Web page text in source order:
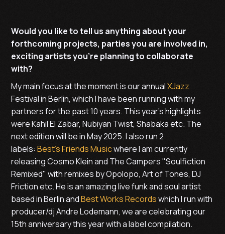
Would you like to tell us anything about your
forthcoming projects, parties you are involved in,
exciting artists you’re planning to collaborate
with?
My main focus at the moment is our annualXJazz
Festival in Berlin, which I have been running with my
partners for the past 10 years. This year's highlights
were Kahil El Zabar, Nubiyan Twist, Shabaka etc. The
next edition will be in May 2025. I also run 2
labels:Best's Friends Musicwhere I am currently
releasing Cosmo Klein and The Campers "Soulfiction
Remixed" with remixes by Opolopo, Art of Tones, DJ
Friction etc. He is an amazing live funk and soul artist
based in Berlin andBest Works Recordswhich I run with
producer/dj Andre Lodemann, we are celebrating our
15th anniversary this year with a label compilation.